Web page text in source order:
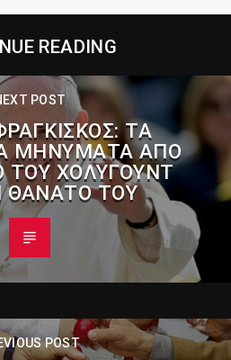
READING
POST
ΤΑ
ΜΗΝΎΜΑΤΑ ΑΠΌ
ΧΌΛΥΓΟΥΝΤ
ΘΆΝΑΤΟ ΤΟΥ
POST